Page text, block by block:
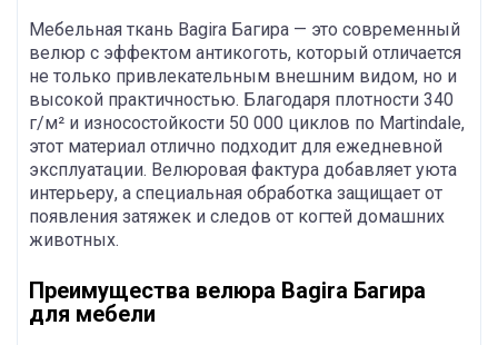
Мебельная ткань Bagira Багира — это современный
велюр с эффектом антикоготь, который отличается
не только привлекательным внешним видом, но и
высокой практичностью. Благодаря плотности 340
г/м² и износостойкости 50 000 циклов по Martindale,
этот материал отлично подходит для ежедневной
эксплуатации. Велюровая фактура добавляет уюта
интерьеру, а специальная обработка защищает от
появления затяжек и следов от когтей домашних
животных.
Преимущества велюра Bagira Багира
для мебели